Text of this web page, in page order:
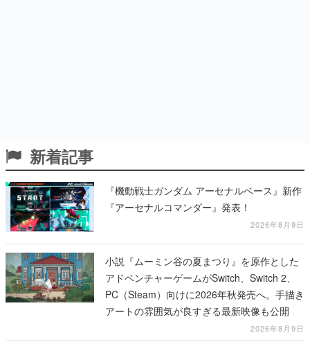
新着記事
『機動戦士ガンダム アーセナルベース』新作
『アーセナルコマンダー』発表！
2026年8月9日
小説『ムーミン谷の夏まつり』を原作とした
アドベンチャーゲームがSwitch、Switch 2、
PC（Steam）向けに2026年秋発売へ。手描き
アートの雰囲気が良すぎる最新映像も公開
2026年8月9日